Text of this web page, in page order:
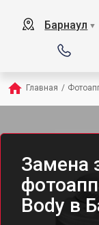
Барнаул ▼
Главная /
Замена
Body в